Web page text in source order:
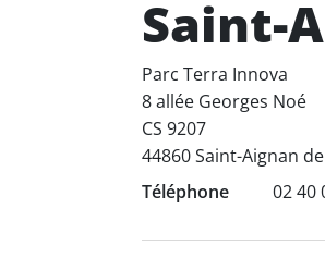
Saint-
Parc Terra Innova
8 allée Georges Noé
CS 9207
44860 Saint-Aignan
Téléphone
02 40